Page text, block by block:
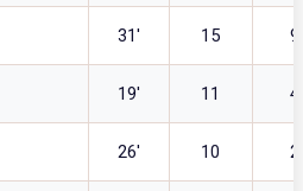
31′ 15 9
19′ 11 4
26′ 10 2